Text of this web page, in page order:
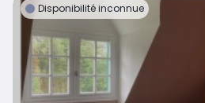
Disponibilité inconnue